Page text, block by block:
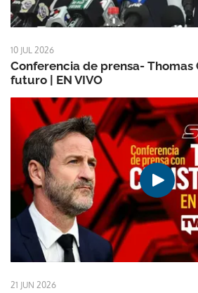
10 JUL 2026
Conferencia de prensa- Thomas
futuro | EN VIVO
21 JUN 2026